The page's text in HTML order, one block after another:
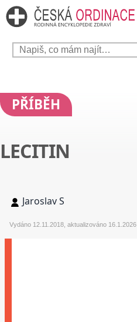
PŘÍBĚH
LECITIN
Jaroslav S
Vydáno 12.11.2018, aktualizováno 16.1.2026